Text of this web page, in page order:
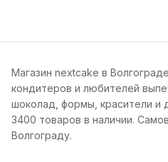
Магазин nextcake в
кондитеров и любителей
шоколад, формы, красители и
3400 товаров в наличии.
Волгограду.